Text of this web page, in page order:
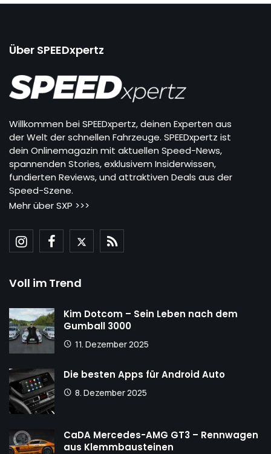
Über SPEEDxpertz
Willkommen bei SPEEDxpertz, deinen Experten aus
der Welt der schnellen Fahrzeuge. SPEEDxpertz ist
dein Onlinemagazin mit aktuellen Speed-News,
spannenden Stories, exklusivem Insiderwissen,
fundierten Reviews, und attraktiven Deals aus der
Speed-Szene.
Mehr über SXP >>>
Voll im Trend
Kim Dotcom – Sein Leben nach dem
Gumball 3000
11. Dezember 2025
Die besten Apps für Android Auto
8. Dezember 2025
CaDA Mercedes-AMG GT3 – Rennwagen
aus Klemmbausteinen